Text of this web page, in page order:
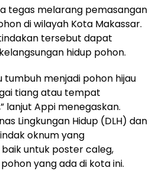
tegas melarang pemasangan
di wilayah Kota Makassar.
tersebut dapat
hidup pohon.
tumbuh menjadi pohon hijau
tiang atau tempat
lanjut Appi menegaskan.
Lingkungan Hidup (DLH) dan
oknum yang
untuk poster caleg,
yang ada di kota ini.